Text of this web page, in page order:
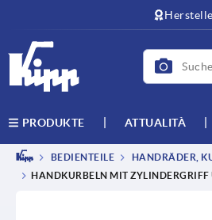
PRODUKTE ATTUALITÀ
BEDIENTEILE HANDRÄDER,
HANDKURBELN MIT